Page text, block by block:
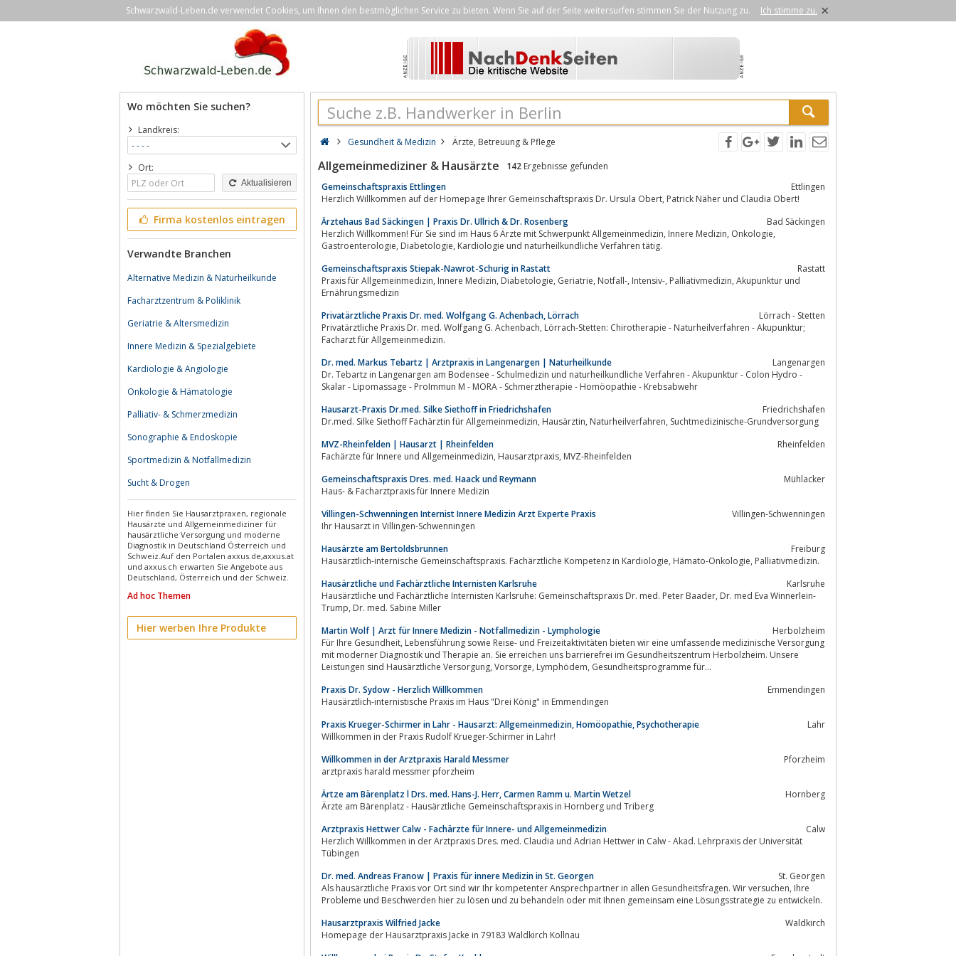
Schwarzwald-Leben.de verwendet Cookies, um Ihnen den bestmöglichen Service zu bieten. Wenn Sie auf der Seite weitersurfen stimmen Sie der Nutzung zu. Ich stimme zu. ×
Wo möchten Sie suchen?
Landkreis:
Ort:
Aktualisieren
Firma kostenlos eintragen
Verwandte Branchen
Alternative Medizin & Naturheilkunde
Facharztzentrum & Poliklinik
Geriatrie & Altersmedizin
Innere Medizin & Spezialgebiete
Kardiologie & Angiologie
Onkologie & Hämatologie
Palliativ- & Schmerzmedizin
Sonographie & Endoskopie
Sportmedizin & Notfallmedizin
Sucht & Drogen
Hier finden Sie Hausarztpraxen, regionale
Hausärzte und Allgemeinmediziner für
hausärztliche Versorgung und moderne
Diagnostik in Deutschland Österreich und
Schweiz.Auf den Portalen axxus.de,axxus.at
und axxus.ch erwarten Sie Angebote aus
Deutschland, Österreich und der Schweiz.
Ad hoc Themen
Hier werben Ihre Produkte
Gesundheit & Medizin Ärzte, Betreuung & Pflege
Allgemeinmediziner & Hausärzte 142 Ergebnisse gefunden
Gemeinschaftspraxis Ettlingen
Ettlingen
Herzlich Willkommen auf der Homepage Ihrer Gemeinschaftspraxis Dr. Ursula Obert, Patrick Näher und Claudia Obert!
Ärztehaus Bad Säckingen | Praxis Dr. Ullrich & Dr. Rosenberg
Bad Säckingen
Herzlich Willkommen! Für Sie sind im Haus 6 Ärzte mit Schwerpunkt Allgemeinmedizin, Innere Medizin, Onkologie,
Gastroenterologie, Diabetologie, Kardiologie und naturheilkundliche Verfahren tätig.
Gemeinschaftspraxis Stiepak-Nawrot-Schurig in Rastatt
Rastatt
Praxis für Allgemeinmedizin, Innere Medizin, Diabetologie, Geriatrie, Notfall-, Intensiv-, Palliativmedizin, Akupunktur und
Ernährungsmedizin
Privatärztliche Praxis Dr. med. Wolfgang G. Achenbach, Lörrach
Lörrach - Stetten
Privatärztliche Praxis Dr. med. Wolfgang G. Achenbach, Lörrach-Stetten: Chirotherapie - Naturheilverfahren - Akupunktur;
Facharzt für Allgemeinmedizin.
Dr. med. Markus Tebartz | Arztpraxis in Langenargen | Naturheilkunde
Langenargen
Dr. Tebartz in Langenargen am Bodensee - Schulmedizin und naturheilkundliche Verfahren - Akupunktur - Colon Hydro -
Skalar - Lipomassage - ProImmun M - MORA - Schmerztherapie - Homöopathie - Krebsabwehr
Hausarzt-Praxis Dr.med. Silke Siethoff in Friedrichshafen
Friedrichshafen
Dr.med. Silke Siethoff Fachärztin für Allgemeinmedizin, Hausärztin, Naturheilverfahren, Suchtmedizinische-Grundversorgung
MVZ-Rheinfelden | Hausarzt | Rheinfelden
Rheinfelden
Fachärzte für Innere und Allgemeinmedizin, Hausarztpraxis, MVZ-Rheinfelden
Gemeinschaftspraxis Dres. med. Haack und Reymann
Mühlacker
Haus- & Facharztpraxis für Innere Medizin
Villingen-Schwenningen Internist Innere Medizin Arzt Experte Praxis
Villingen-Schwenningen
Ihr Hausarzt in Villingen-Schwenningen
Hausärzte am Bertoldsbrunnen
Freiburg
Hausärztlich-internische Gemeinschaftspraxis. Fachärztliche Kompetenz in Kardiologie, Hämato-Onkologie, Palliativmedizin.
Hausärztliche und Fachärztliche Internisten Karlsruhe
Karlsruhe
Hausärztliche und Fachärztliche Internisten Karlsruhe: Gemeinschaftspraxis Dr. med. Peter Baader, Dr. med Eva Winnerlein-
Trump, Dr. med. Sabine Miller
Martin Wolf | Arzt für Innere Medizin - Notfallmedizin - Lymphologie
Herbolzheim
Für Ihre Gesundheit, Lebensführung sowie Reise- und Freizeitaktivitäten bieten wir eine umfassende medizinische Versorgung
mit moderner Diagnostik und Therapie an. Sie erreichen uns barrierefrei im Gesundheitszentrum Herbolzheim. Unsere
Leistungen sind Hausärztliche Versorgung, Vorsorge, Lymphödem, Gesundheitsprogramme für...
Praxis Dr. Sydow - Herzlich Willkommen
Emmendingen
Hausärztlich-internistische Praxis im Haus "Drei König" in Emmendingen
Praxis Krueger-Schirmer in Lahr - Hausarzt: Allgemeinmedizin, Homöopathie, Psychotherapie
Lahr
Willkommen in der Praxis Rudolf Krueger-Schirmer in Lahr!
Willkommen in der Arztpraxis Harald Messmer
Pforzheim
arztpraxis harald messmer pforzheim
Ärtze am Bärenplatz l Drs. med. Hans-J. Herr, Carmen Ramm u. Martin Wetzel
Hornberg
Ärzte am Bärenplatz - Hausärztliche Gemeinschaftspraxis in Hornberg und Triberg
Arztpraxis Hettwer Calw - Fachärzte für Innere- und Allgemeinmedizin
Calw
Herzlich Willkommen in der Arztpraxis Dres. med. Claudia und Adrian Hettwer in Calw - Akad. Lehrpraxis der Universität
Tübingen
Dr. med. Andreas Franow | Praxis für innere Medizin in St. Georgen
St. Georgen
Als hausärztliche Praxis vor Ort sind wir Ihr kompetenter Ansprechpartner in allen Gesundheitsfragen. Wir versuchen, Ihre
Probleme und Beschwerden hier zu lösen und zu behandeln oder mit Ihnen gemeinsam eine Lösungsstrategie zu entwickeln.
Hausarztpraxis Wilfried Jacke
Waldkirch
Homepage der Hausarztpraxis Jacke in 79183 Waldkirch Kollnau